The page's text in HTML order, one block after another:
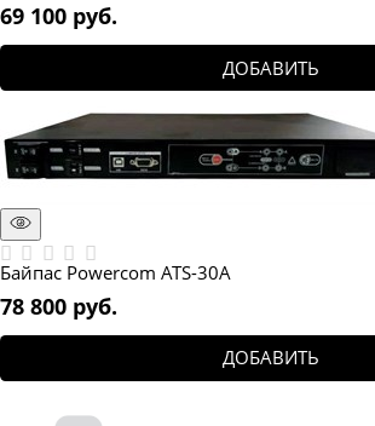
69 100 руб.
ДОБАВИТЬ
Байпас Powercom ATS-30A
78 800 руб.
ДОБАВИТЬ